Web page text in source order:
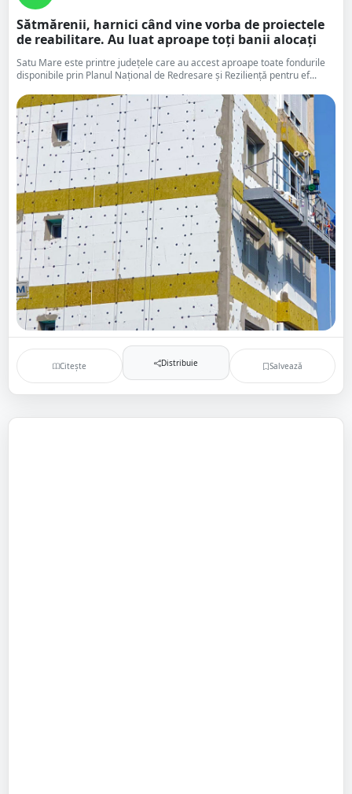
Sătmărenii, harnici când vine vorba de proiectele
de reabilitare. Au luat aproape toți banii alocați
Satu Mare este printre județele care au accest aproape toate fondurile
disponibile prin Planul Naţional de Redresare şi Rezilienţă pentru ef...
Citește Distribuie Salvează